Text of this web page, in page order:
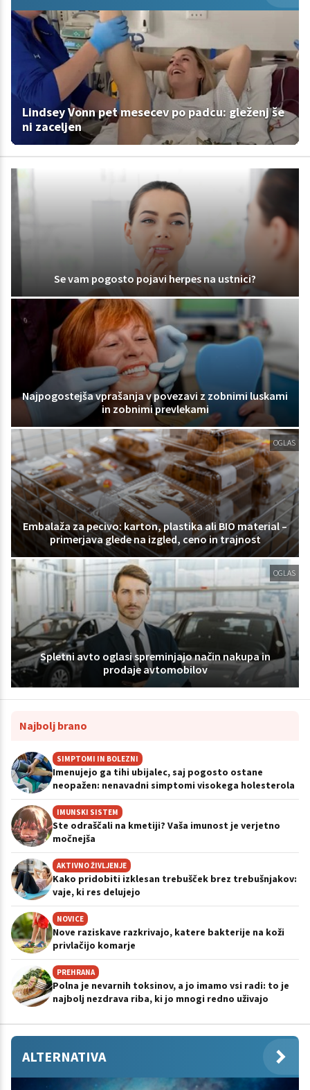
Lindsey Vonn pet mesecev po padcu: gleženj še
ni zaceljen
Se vam pogosto pojavi herpes na ustnici?
Najpogostejša vprašanja v povezavi z zobnimi luskami
in zobnimi prevlekami
OGLAS
Embalaža za pecivo: karton, plastika ali BIO material –
primerjava glede na izgled, ceno in trajnost
OGLAS
Spletni avto oglasi spreminjajo način nakupa in
prodaje avtomobilov
Najbolj brano
SIMPTOMI IN BOLEZNI
Imenujejo ga tihi ubijalec, saj pogosto ostane
neopažen: nenavadni simptomi visokega holesterola
IMUNSKI SISTEM
Ste odraščali na kmetiji? Vaša imunost je verjetno
močnejša
AKTIVNO ŽIVLJENJE
Kako pridobiti izklesan trebušček brez trebušnjakov:
vaje, ki res delujejo
NOVICE
Nove raziskave razkrivajo, katere bakterije na koži
privlačijo komarje
PREHRANA
Polna je nevarnih toksinov, a jo imamo vsi radi: to je
najbolj nezdrava riba, ki jo mnogi redno uživajo
ALTERNATIVA